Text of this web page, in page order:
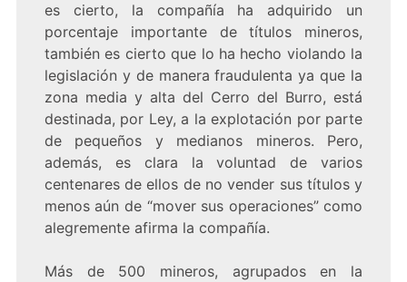
es cierto, la compañía ha adquirido un
porcentaje importante de títulos mineros,
también es cierto que lo ha hecho violando la
legislación y de manera fraudulenta ya que la
zona media y alta del Cerro del Burro, está
destinada, por Ley, a la explotación por parte
de pequeños y medianos mineros. Pero,
además, es clara la voluntad de varios
centenares de ellos de no vender sus títulos y
menos aún de “mover sus operaciones” como
alegremente afirma la compañía.
Más de 500 mineros, agrupados en la